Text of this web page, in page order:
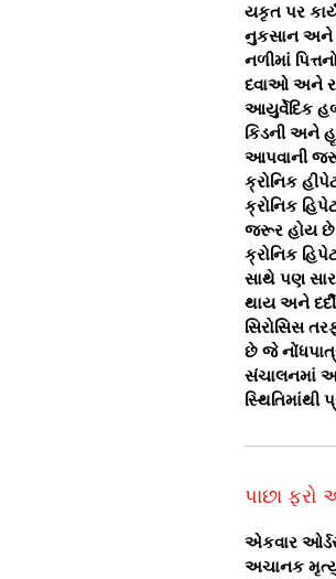
યકૃત પર
નુકસાન અને
નળીમાં
દવાઓ અને
આયુર્વેદિક
કિડની અને
આપવાની
ક્રોનિક
ક્રોનિક
જરૂર હોય છે
ક્રોનિક
સાથે પણ
થાય અને
સિરોસિસ
છે જે
સંચાલનમાં
પાછા ફરો
એકવાર
અચાનક